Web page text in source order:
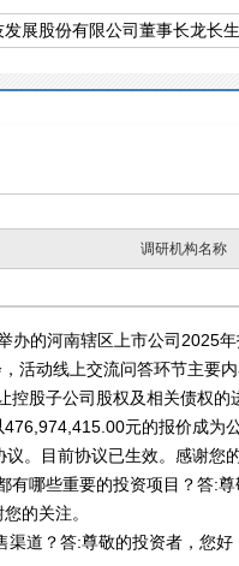
展股份有限公司董事长龙长
调研机构名称
河南辖区上市公司2025年
活动线上交流问答环节主要
股子公司股权及相关债权
元的报价成为
。目前协议已生效。感谢您的
哪些重要的投资项目？答:
的关注。
道？答:尊敬的投资者，您